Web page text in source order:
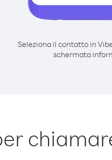
Seleziona il contatto in
schermata